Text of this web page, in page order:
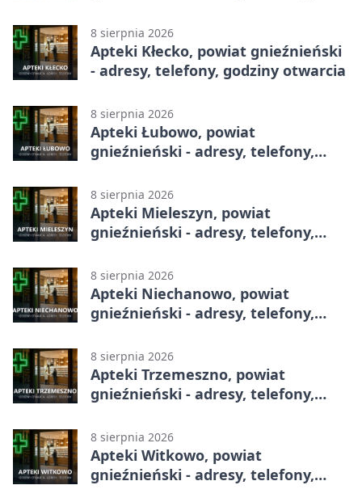
8 sierpnia 2026
Apteki Kłecko, powiat gnieźnieński
- adresy, telefony, godziny otwarcia
8 sierpnia 2026
Apteki Łubowo, powiat
gnieźnieński - adresy, telefony,
8 sierpnia 2026
Apteki Mieleszyn, powiat
gnieźnieński - adresy, telefony,
8 sierpnia 2026
Apteki Niechanowo, powiat
gnieźnieński - adresy, telefony,
8 sierpnia 2026
Apteki Trzemeszno, powiat
gnieźnieński - adresy, telefony,
8 sierpnia 2026
Apteki Witkowo, powiat
gnieźnieński - adresy, telefony,